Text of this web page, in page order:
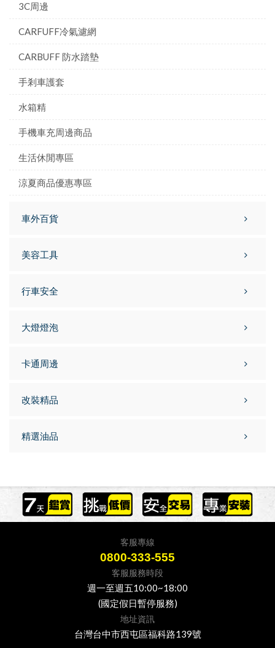
3C周邊
CARFUFF冷氣濾網
CARBUFF 防水踏墊
手剎車護套
水箱精
手機車充周邊商品
生活休閒專區
涼夏商品優惠專區
車外百貨
美容工具
行車安全
大燈燈泡
卡通周邊
改裝精品
精選油品
客服專線
0800-333-555
客服服務時段
週一至週五10:00~18:00
(國定假日暫停服務)
地址資訊
台灣台中市西屯區福科路139號